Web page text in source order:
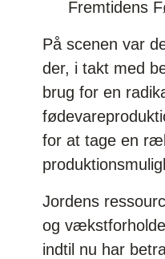
Fremtidens
På scenen var
der, i takt med
brug for en
for at tage en
Jordens
og
indtil nu har